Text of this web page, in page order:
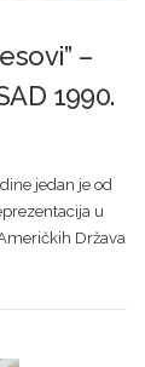
–
1990.
jedan je od
u
Država